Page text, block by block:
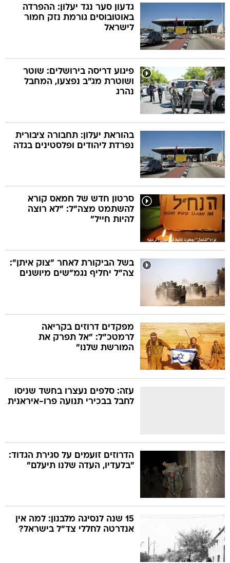
גדעון סער נגד יעלון: ההפרדה
באוטובוסים גורמת נזק חמור
לישראל
פיגוע דריסה בירושלים: שוטר
ושוטרת מג"ב נפצעו, המחבל
נהרג
בהוראת יעלון: תחבורה ציבורית
נפרדת ליהודים ופלסטינים בגדה
סרטון חדש של חמאס קורא
להשתמט מצה"ל: "לא רוצה
להיות חייל"
בשל הביקורת לאחר "צוק איתן":
צה"ל יחליף נגמ"שים מיושנים
מפקדים דרוזים בקריאה
לרמטכ"ל: "אל תפרק את
המורשת שלנו"
עזה: סלפים נעצרו בחשד שניסו
לחבל בבכירי תנועה פרו-איראנית
הדרוזים זועמים על סגירת הגדוד:
"בלעדיו, העדה שלנו תיעלם"
15 שנה לנסיגה מלבנון: למה אין
אנדרטה לחללי צד"ל בישראל?